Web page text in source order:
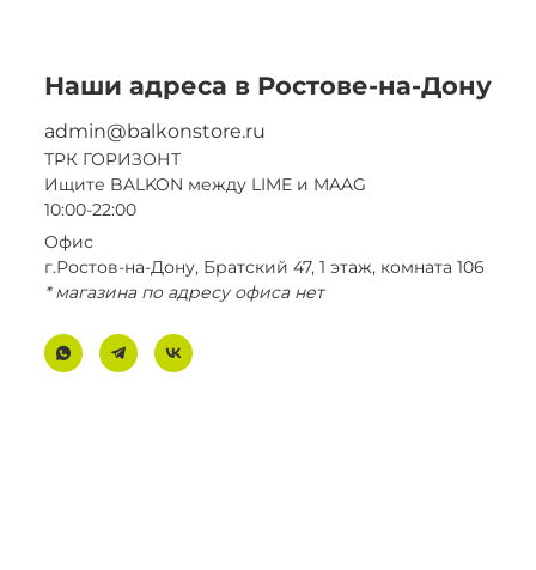
Наши адреса в Ростове-на-Дону
admin@balkonstore.ru
ТРК ГОРИЗОНТ
Ищите BALKON между LIME и MAAG
10:00-22:00
Офис
г.Ростов-на-Дону, Братский 47, 1 этаж, комната 106
* магазина по адресу офиса нет